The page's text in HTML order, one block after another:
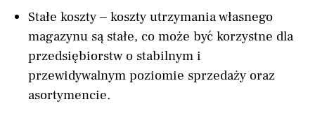
Stałe koszty – koszty utrzymania własnego
magazynu są stałe, co może być korzystne dla
przedsiębiorstw o stabilnym i
przewidywalnym poziomie sprzedaży oraz
asortymencie.